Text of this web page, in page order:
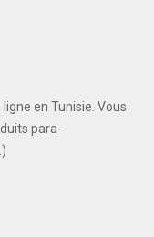
en Tunisie. Vous
para-